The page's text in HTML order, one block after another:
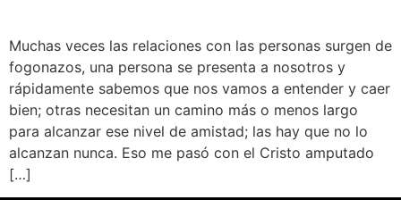
Muchas veces las relaciones con las personas surgen de
fogonazos, una persona se presenta a nosotros y
rápidamente sabemos que nos vamos a entender y caer
bien; otras necesitan un camino más o menos largo
para alcanzar ese nivel de amistad; las hay que no lo
alcanzan nunca. Eso me pasó con el Cristo amputado
[…]